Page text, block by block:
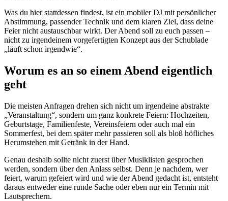
Was du hier stattdessen findest, ist ein mobiler DJ mit persönlicher
Abstimmung, passender Technik und dem klaren Ziel, dass deine
Feier nicht austauschbar wirkt. Der Abend soll zu euch passen –
nicht zu irgendeinem vorgefertigten Konzept aus der Schublade
„läuft schon irgendwie“.
Worum es an so einem Abend eigentlich
geht
Die meisten Anfragen drehen sich nicht um irgendeine abstrakte
„Veranstaltung“, sondern um ganz konkrete Feiern: Hochzeiten,
Geburtstage, Familienfeste, Vereinsfeiern oder auch mal ein
Sommerfest, bei dem später mehr passieren soll als bloß höfliches
Herumstehen mit Getränk in der Hand.
Genau deshalb sollte nicht zuerst über Musiklisten gesprochen
werden, sondern über den Anlass selbst. Denn je nachdem, wer
feiert, warum gefeiert wird und wie der Abend gedacht ist, entsteht
daraus entweder eine runde Sache oder eben nur ein Termin mit
Lautsprechern.